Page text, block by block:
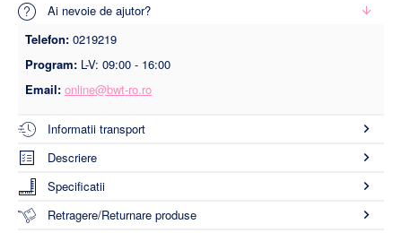
Ai nevoie de ajutor?
Telefon: 0219219
Program: L-V: 09:00 - 16:00
Email: online@bwt-ro.ro
Informatii transport
Descriere
Specificatii
Retragere/Returnare produse